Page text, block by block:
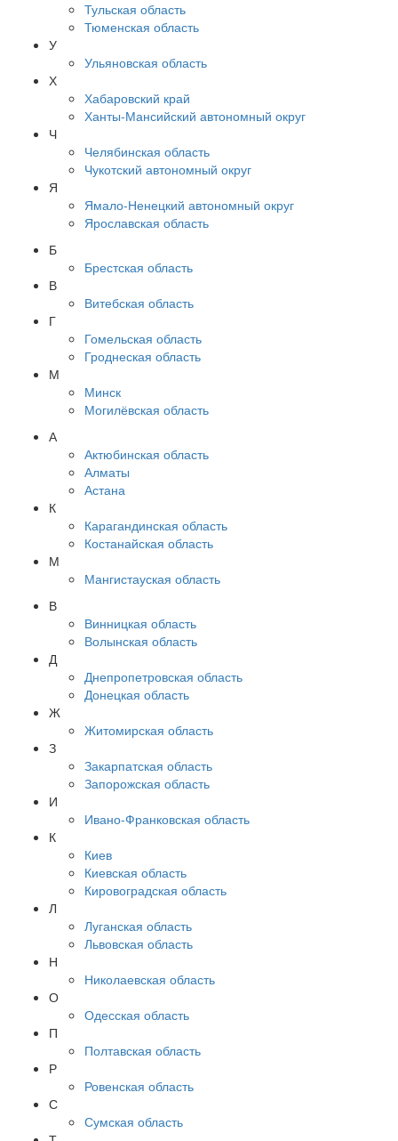
Тульская область
Тюменская область
У
Ульяновская область
Х
Хабаровский край
Ханты-Мансийский автономный округ
Ч
Челябинская область
Чукотский автономный округ
Я
Ямало-Ненецкий автономный округ
Ярославская область
Б
Брестская область
В
Витебская область
Г
Гомельская область
Гроднеская область
М
Минск
Могилёвская область
А
Актюбинская область
Алматы
Астана
К
Карагандинская область
Костанайская область
М
Мангистауская область
В
Винницкая область
Волынская область
Д
Днепропетровская область
Донецкая область
Ж
Житомирская область
З
Закарпатская область
Запорожская область
И
Ивано-Франковская область
К
Киев
Киевская область
Кировоградская область
Л
Луганская область
Львовская область
Н
Николаевская область
О
Одесская область
П
Полтавская область
Р
Ровенская область
С
Сумская область